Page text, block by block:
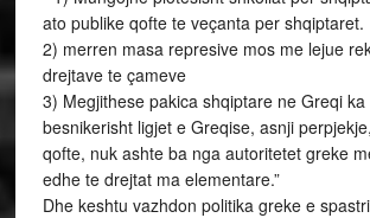
ato publike qofte te veçanta per shqiptaret.
2) merren masa represive mos me lejue
drejtave te çameve
3) Megjithese pakica shqiptare ne Greqi
besnikerisht ligjet e Greqise, asnji
qofte, nuk ashte ba nga autoritetet greke
edhe te drejtat ma elementare.”
Dhe keshtu vazhdon politika greke e